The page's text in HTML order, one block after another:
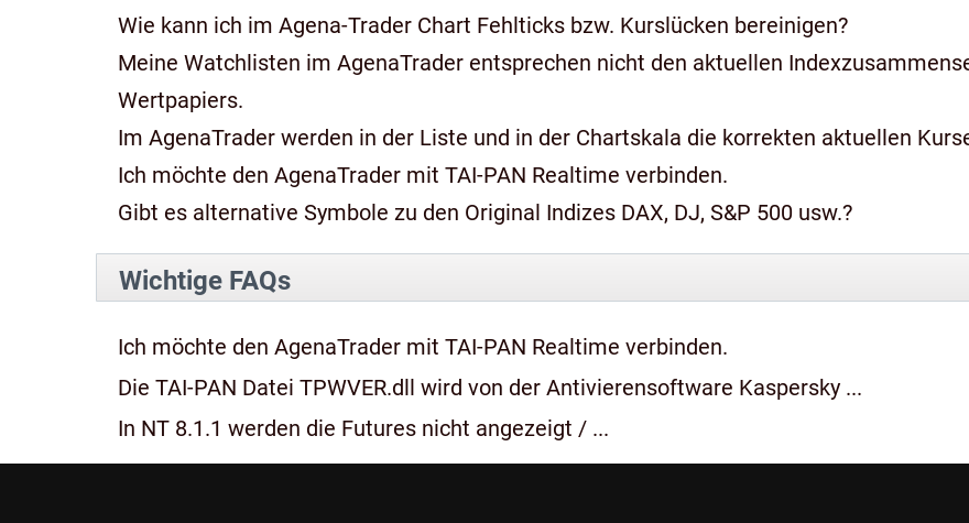
Wie kann ich im Agena-Trader Chart Fehlticks bzw. Kurslücken bereinigen?
Meine Watchlisten im AgenaTrader entsprechen nicht den aktuellen
Wertpapiers.
Im AgenaTrader werden in der Liste und in der Chartskala die korrekten aktuellen
Ich möchte den AgenaTrader mit TAI-PAN Realtime verbinden.
Gibt es alternative Symbole zu den Original Indizes DAX, DJ, S&P 500 usw.?
Wichtige FAQs
Ich möchte den AgenaTrader mit TAI-PAN Realtime verbinden.
Die TAI-PAN Datei TPWVER.dll wird von der Antivierensoftware Kaspersky ...
In NT 8.1.1 werden die Futures nicht angezeigt / ...